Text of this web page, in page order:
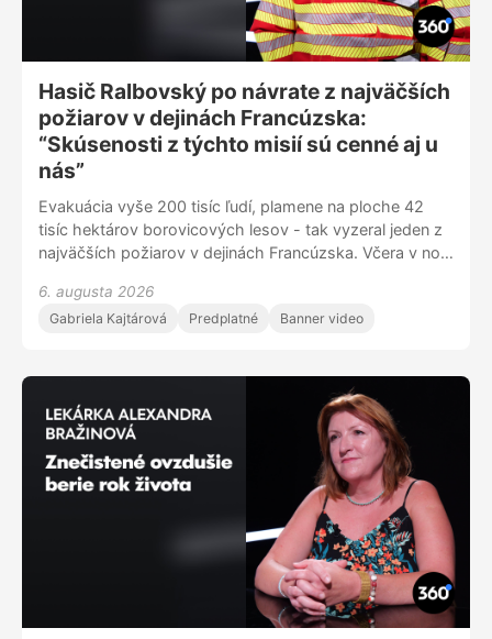
Hasič Ralbovský po návrate z najväčších
požiarov v dejinách Francúzska:
“Skúsenosti z týchto misií sú cenné aj u
nás”
Evakuácia vyše 200 tisíc ľudí, plamene na ploche 42
tisíc hektárov borovicových lesov - tak vyzeral jeden z
najväčších požiarov v dejinách Francúzska. Včera v noci
hasičov, ktorí pomáhali tento požiar hasiť.
6. augusta 2026
Gabriela Kajtárová Predplatné Banner video